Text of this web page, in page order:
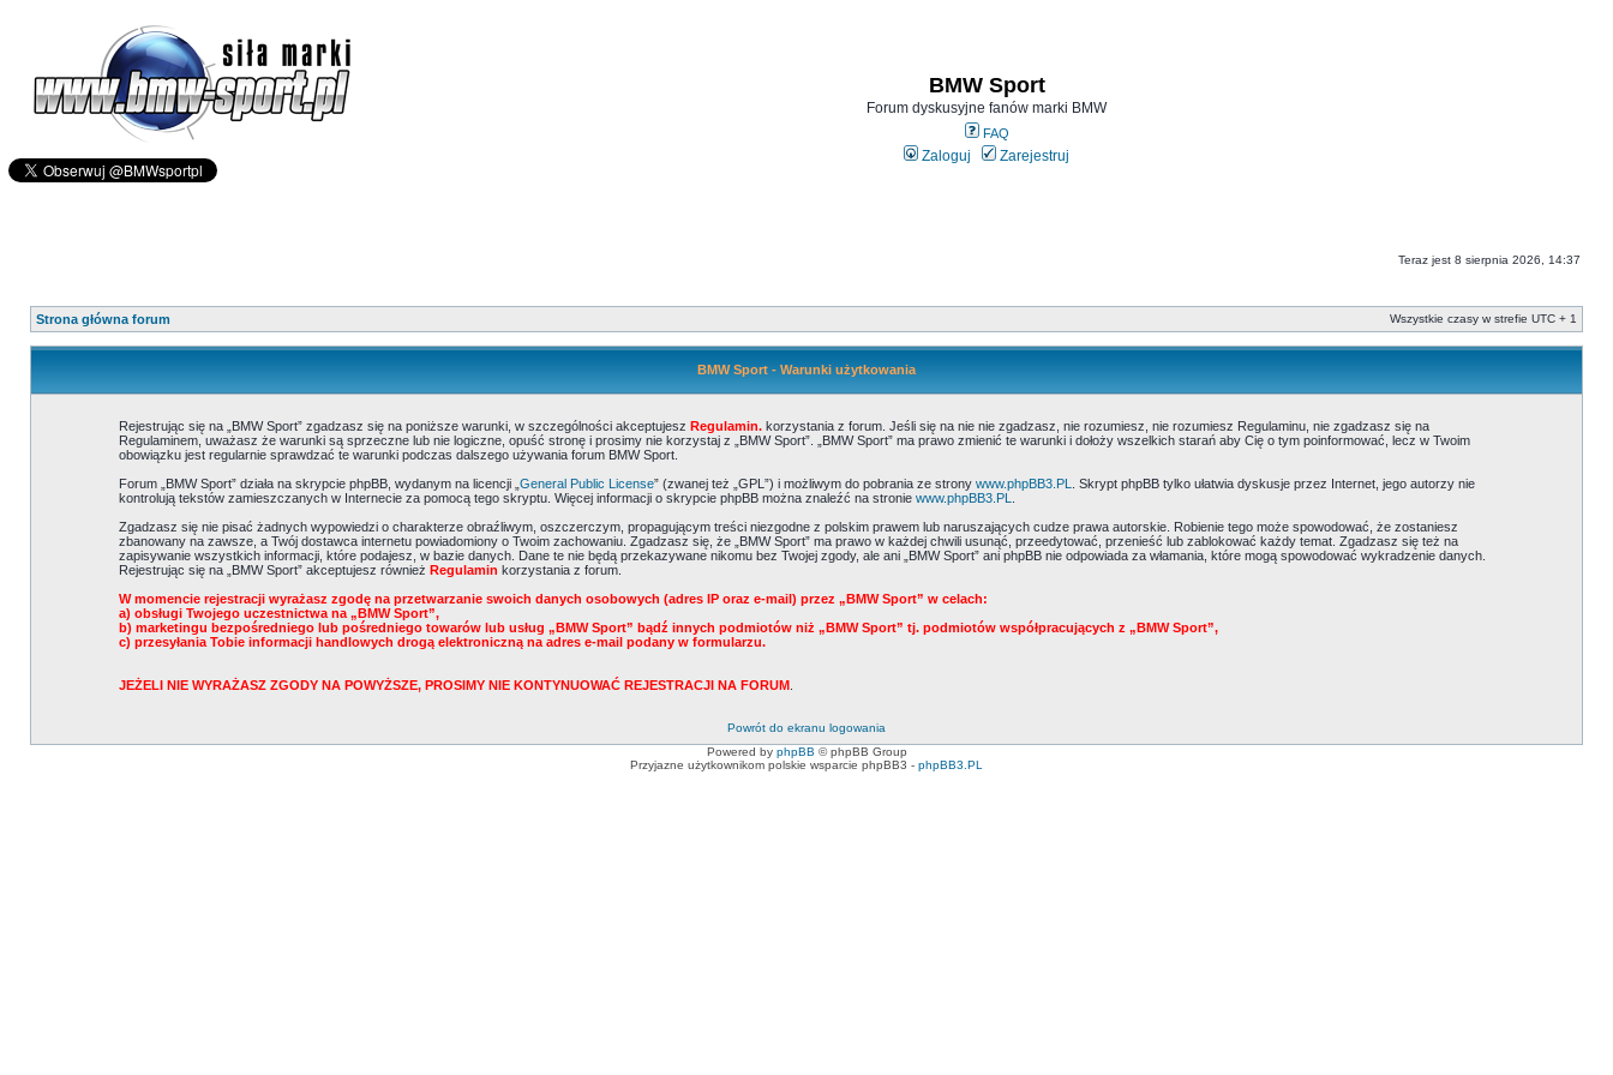
BMW Sport
Forum dyskusyjne fanów marki BMW
FAQ
Zaloguj Zarejestruj
Teraz jest 8 sierpnia 2026, 14:37
Strona główna forum Wszystkie czasy w strefie UTC + 1
BMW Sport - Warunki użytkowania
Rejestrując się na „BMW Sport” zgadzasz się na poniższe warunki, w szczególności akceptujesz Regulamin.korzystania z forum. Jeśli się na nie nie zgadzasz, nie rozumiesz, nie rozumiesz Regulaminu, nie zgadzasz się na
Regulaminem, uważasz że warunki są sprzeczne lub nie logiczne, opuść stronę i prosimy nie korzystaj z „BMW Sport”. „BMW Sport” ma prawo zmienić te warunki i dołoży wszelkich starań aby Cię o tym poinformować, lecz w Twoim
obowiązku jest regularnie sprawdzać te warunki podczas dalszego używania forum BMW Sport.
Forum „BMW Sport” działa na skrypcie phpBB, wydanym na licencji „ General Public License” (zwanej też „GPL”) i możliwym do pobrania ze strony www.phpBB3.PL
. Skrypt phpBB tylko ułatwia dyskusje przez Internet, jego autorzy nie
kontrolują tekstów zamieszczanych w Internecie za pomocą tego skryptu. Więcej informacji o skrypcie phpBB można znaleźć na stronie www.phpBB3.PL
Zgadzasz się nie pisać żadnych wypowiedzi o charakterze obraźliwym, oszczerczym, propagującym treści niezgodne z polskim prawem lub naruszających cudze prawa autorskie. Robienie tego może spowodować, że zostaniesz
zbanowany na zawsze, a Twój dostawca internetu powiadomiony o Twoim zachowaniu. Zgadzasz się, że „BMW Sport” ma prawo w każdej chwili usunąć, przeedytować, przenieść lub zablokować każdy temat. Zgadzasz się też na
zapisywanie wszystkich informacji, które podajesz, w bazie danych. Dane te nie będą przekazywane nikomu bez Twojej zgody, ale ani „BMW Sport” ani phpBB nie odpowiada za włamania, które mogą spowodować wykradzenie danych.
Rejestrując się na „BMW Sport” akceptujesz również Regulamin korzystania z forum.
W momencie rejestracji wyrażasz zgodę na przetwarzanie swoich danych osobowych (adres IP oraz e-mail) przez „BMW Sport” w celach:
a) obsługi Twojego uczestnictwa na „BMW Sport”,
b) marketingu bezpośredniego lub pośredniego towarów lub usług „BMW Sport” bądź innych podmiotów niż „BMW Sport” tj. podmiotów współpracujących z „BMW Sport”,
c) przesyłania Tobie informacji handlowych drogą elektroniczną na adres e-mail podany w formularzu.
JEŻELI NIE WYRAŻASZ ZGODY NA POWYŻSZE, PROSIMY NIE KONTYNUOWAĆ REJESTRACJI NA FORUM.
Powrót do ekranu logowania
Powered by phpBB © phpBB Group
Przyjazne użytkownikom polskie wsparcie phpBB3 - phpBB3.PL